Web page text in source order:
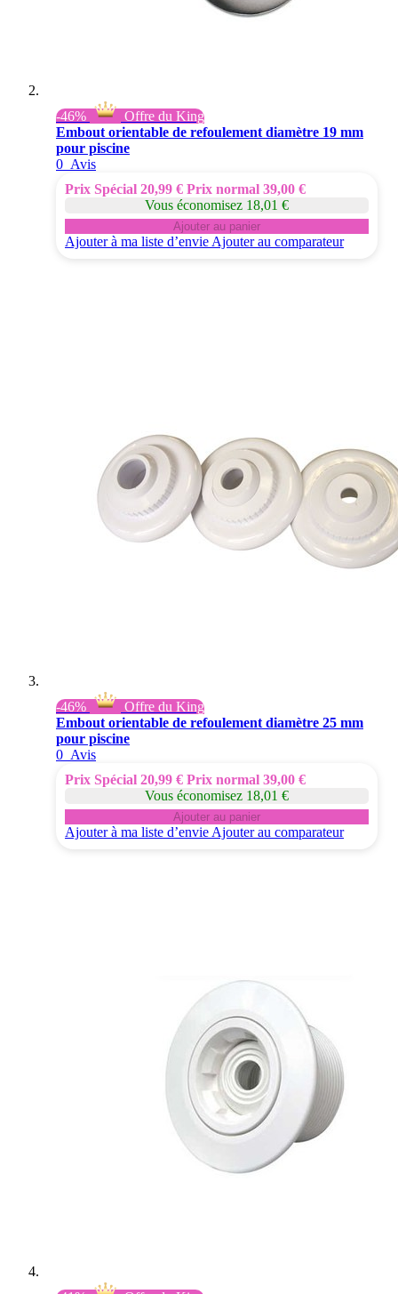
-46%
Offre du King
Embout orientable de refoulement diamètre 19 mm
pour piscine
0 Avis
Prix Spécial 20,99 € Prix normal 39,00 €
Vous économisez 18,01 €
Ajouter au panier
Ajouter à ma liste d’envie Ajouter au comparateur
-46%
Offre du King
Embout orientable de refoulement diamètre 25 mm
pour piscine
0 Avis
Prix Spécial 20,99 € Prix normal 39,00 €
Vous économisez 18,01 €
Ajouter au panier
Ajouter à ma liste d’envie Ajouter au comparateur